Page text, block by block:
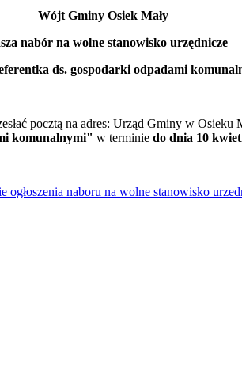
Wójt Gminy Osiek Mały
nabór na wolne stanowisko urzędnicze
ds. gospodarki odpadami
pocztą na adres: Urząd Gminy w
komunalnymi" w terminie do dnia 10
naboru na wolne stanowisko